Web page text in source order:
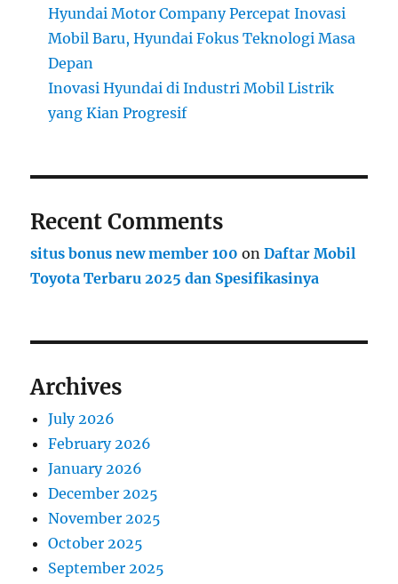
Hyundai Motor Company Percepat Inovasi
Mobil Baru, Hyundai Fokus Teknologi Masa
Depan
Inovasi Hyundai di Industri Mobil Listrik
yang Kian Progresif
Recent Comments
situs bonus new member 100 onDaftar Mobil
Toyota Terbaru 2025 dan Spesifikasinya
Archives
July 2026
February 2026
January 2026
December 2025
November 2025
October 2025
September 2025